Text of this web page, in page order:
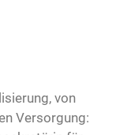
von
Versorgung: